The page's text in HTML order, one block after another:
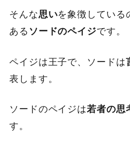
そんな思いを象徴してい
あるソードのペイジです。
ペイジは王子で、ソードは
表します。
ソードのペイジは若者の思
す。